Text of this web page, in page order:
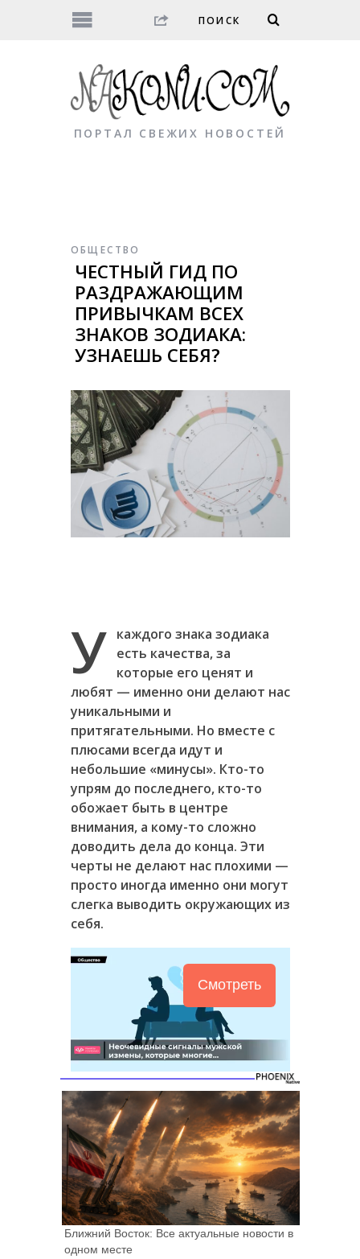
ПОРТАЛ СВЕЖИХ НОВОСТЕЙ
ОБЩЕСТВО
ЧЕСТНЫЙ ГИД ПО
РАЗДРАЖАЮЩИМ
ПРИВЫЧКАМ ВСЕХ
ЗНАКОВ ЗОДИАКА:
УЗНАЕШЬ СЕБЯ?
У
каждого знака зодиака
есть качества, за
которые его ценят и
любят — именно они делают нас
уникальными и
притягательными. Но вместе с
плюсами всегда идут и
небольшие «минусы». Кто-то
упрям до последнего, кто-то
обожает быть в центре
внимания, а кому-то сложно
доводить дела до конца. Эти
черты не делают нас плохими —
просто иногда именно они могут
слегка выводить окружающих из
себя.
Смотреть
Ближний Восток: Все актуальные новости в
одном месте